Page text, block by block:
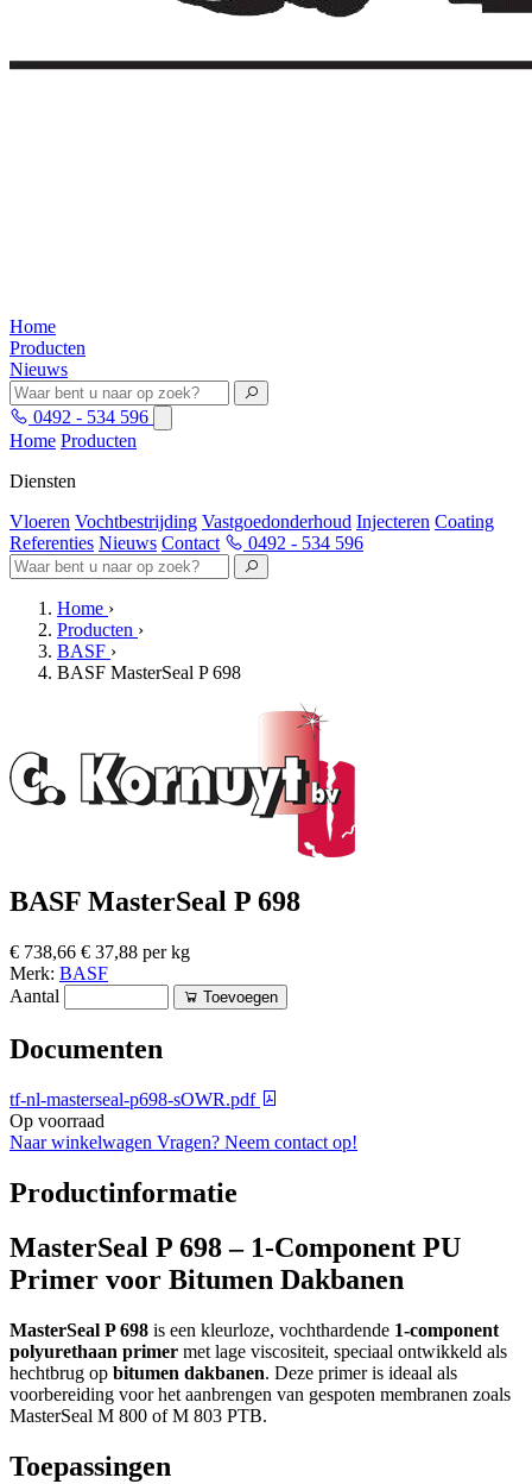
Home
Producten
Nieuws
0492 - 534 596
Home Producten
Diensten
Vloeren Vochtbestrijding Vastgoedonderhoud Injecteren Coating
Referenties Nieuws Contact 0492 - 534 596
Home ›
Producten ›
BASF ›
BASF MasterSeal P 698
BASF MasterSeal P 698
€ 738,66 € 37,88 per kg
Merk: BASF
Aantal
Toevoegen
Documenten
tf-nl-masterseal-p698-sOWR.pdf
Op voorraad
Naar winkelwagen Vragen? Neem contact op!
Productinformatie
MasterSeal P 698 – 1-Component PU
Primer voor Bitumen Dakbanen
MasterSeal P 698 is een kleurloze, vochthardende 1-component
polyurethaan primer met lage viscositeit, speciaal ontwikkeld als
hechtbrug op bitumen dakbanen. Deze primer is ideaal als
voorbereiding voor het aanbrengen van gespoten membranen zoals
MasterSeal M 800 of M 803 PTB.
Toepassingen